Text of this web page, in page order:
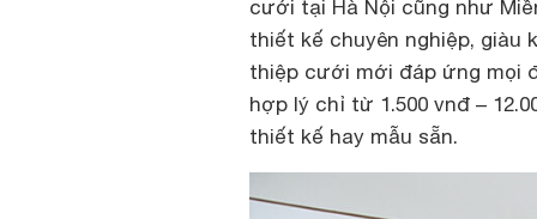
cưới tại Hà Nội cũng như
thiết kế chuyên nghiệp, giàu
thiệp cưới mới đáp ứng mọi
hợp lý chỉ từ 1.500 vnđ –
thiết kế hay mẫu sẵn.